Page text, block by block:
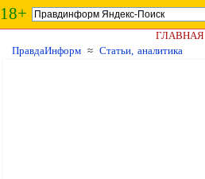
18+
ГЛАВНАЯ
ПравдаИнформ ≈ Статьи, аналитика